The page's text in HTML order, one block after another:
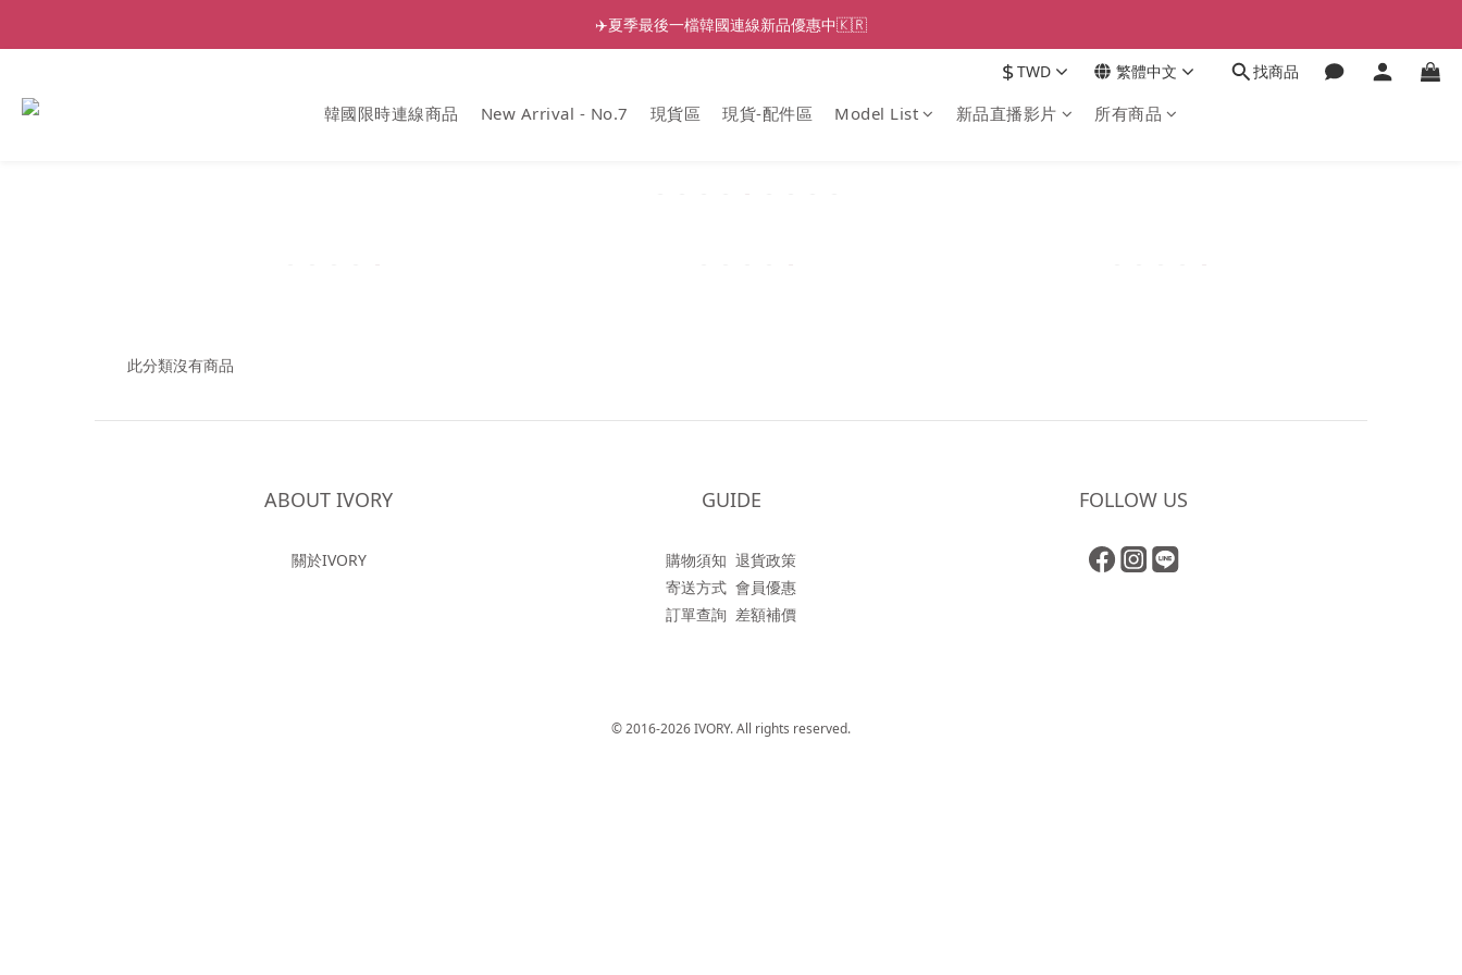
✈️夏季最後一檔韓國連線新品優惠中🇰🇷
$TWD 繁體中文 找商品
韓國限時連線商品 New Arrival - No.7 現貨區 現貨-配件區 Model List 新品直播影片 所有商品
此分類沒有商品
ABOUT IVORY
關於IVORY
GUIDE
購物須知 退貨政策
寄送方式 會員優惠
訂單查詢 差額補價
FOLLOW US
© 2016-2026 IVORY. All rights reserved.